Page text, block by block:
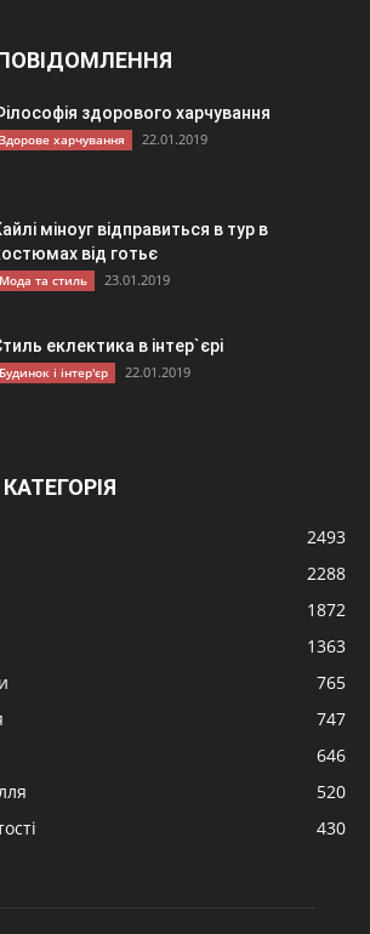
здорового харчування
Здорове харчування 22.01.2019
міноуг відправиться в тур в
від готьє
Мода та стиль 23.01.2019
еклектика в інтер`єрі
Будинок і інтер'єр 22.01.2019
2493
2288
1872
1363
765
747
646
520
430